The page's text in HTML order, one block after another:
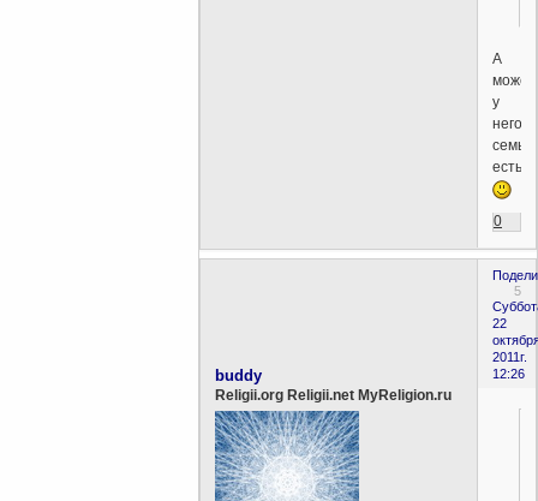
А
может
у
него
семья
есть...
0
5
22
2011г.
12:26
buddy
Religii.org Religii.net MyReligion.ru